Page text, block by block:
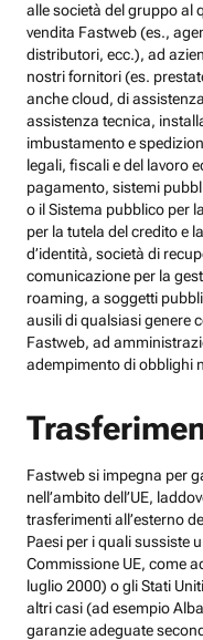
alle società del gruppo al
vendita Fastweb (es.,
distributori, ecc.), ad
nostri fornitori (es.
anche cloud, di
assistenza tecnica,
imbustamento e
legali, fiscali e del lavoro
pagamento, sistemi
o il Sistema pubblico per
per la tutela del credito e
d’identità, società di
comunicazione per la
roaming, a soggetti
ausili di qualsiasi genere
Fastweb, ad
adempimento di obblighi
Fastweb si impegna per
nell’ambito dell’UE,
trasferimenti all’esterno
Paesi per i quali sussiste
Commissione UE, come
luglio 2000) o gli Stati
altri casi (ad esempio
garanzie adeguate